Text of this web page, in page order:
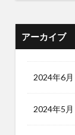
アーカイブ
2024年6月
2024年5月